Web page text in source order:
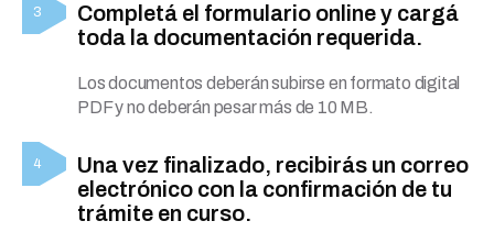
Completá el formulario online y cargá
toda la documentación requerida.
Los documentos deberán subirse en formato digital
PDF y no deberán pesar más de 10 MB.
Una vez finalizado, recibirás un correo
electrónico con la confirmación de tu
trámite en curso.